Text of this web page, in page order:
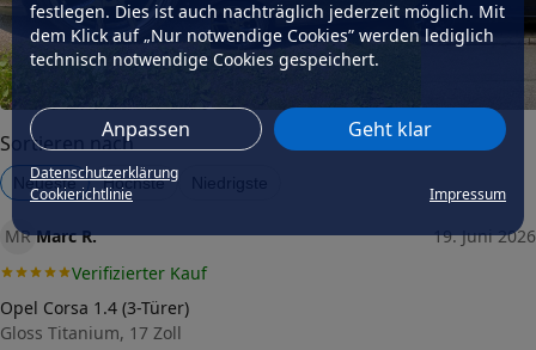
festlegen. Dies ist auch nachträglich jederzeit möglich. Mit
dem Klick auf „Nur notwendige Cookies” werden lediglich
technisch notwendige Cookies gespeichert.
Anpassen Geht klar
Datenschutzerklärung
Cookierichtlinie
Impressum
42
Lochkreis (Anzahl der Löcher)
Lochkreis-Durchmesser (in mm)
112
Mittenloch-Durchmesser (in
mm)
Traglast (in kg)
715
Allgemeine Produktsicherheit
Herstellerkontakt
Sortieren nach
Neueste Höchste
MR Marc R.
19. Juni 2026
Verifizierter Kauf
Opel Corsa 1.4 (3-Türer)
Gloss Titanium, 17 Zoll